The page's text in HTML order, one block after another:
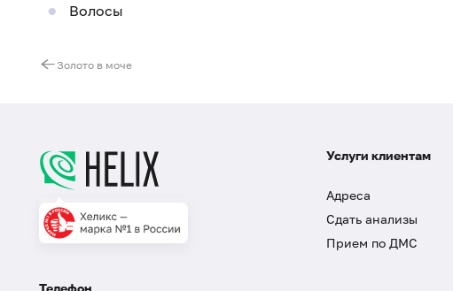
Волосы
Золото в моче
Услуги клиентам
Адреса
Сдать анализы
Прием по ДМС